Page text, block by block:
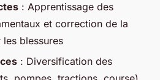
: Apprentissage des
et correction de la
blessures
: Diversification des